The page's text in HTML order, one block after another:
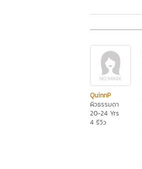
QuinnP
ผิวธรรมดา
20-24 Yrs
4 รีวิว